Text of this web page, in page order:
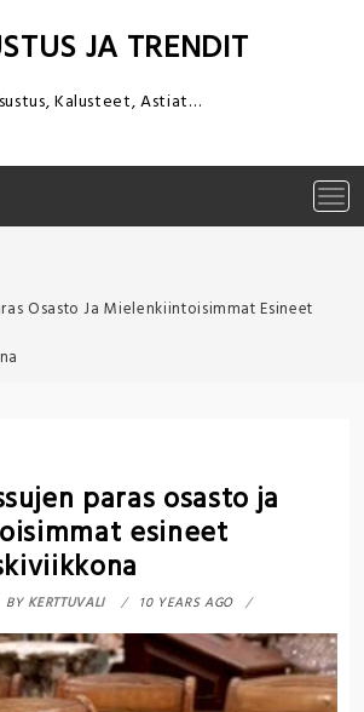
JA TRENDIT
Kalusteet, Astiat…
Osasto Ja Mielenkiintoisimmat Esineet
paras osasto ja
esineet
BY KERTTUVALI
10 YEARS AGO